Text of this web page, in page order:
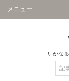
メニュー
いかな